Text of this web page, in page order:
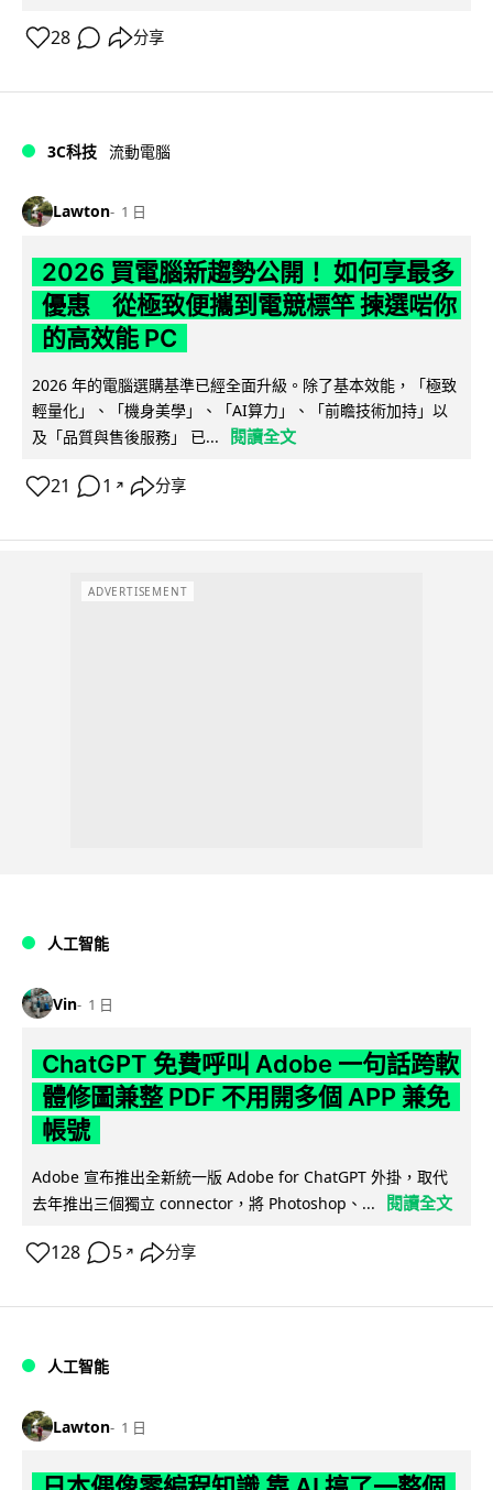
28 分享
3C科技 流動電腦
Lawton 1 日
2026 買電腦新趨勢公開！ 如何享最多
優惠 從極致便攜到電競標竿 揀選啱你
的高效能 PC
2026 年的電腦選購基準已經全面升級。除了基本效能，「極致
輕量化」、「機身美學」、「AI算力」、「前瞻技術加持」以
及「品質與售後服務」 已...
閱讀全文
21 1 ↗ 分享
ADVERTISEMENT
人工智能
Vin 1 日
ChatGPT 免費呼叫 Adobe 一句話跨軟
體修圖兼整 PDF 不用開多個 APP 兼免
帳號
Adobe 宣布推出全新統一版 Adobe for ChatGPT 外掛，取代
去年推出三個獨立 connector，將 Photoshop、...
閱讀全文
128 5 ↗ 分享
人工智能
Lawton 1 日